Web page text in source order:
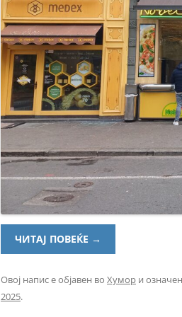
ЧИТАЈ ПОВЕЌЕ →
Овој напис е објавен во Хумор и
2025.